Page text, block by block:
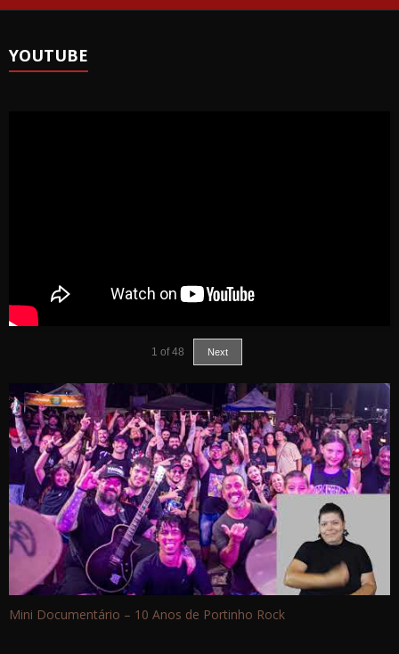
YOUTUBE
1 of 48 Next
Mini Documentário – 10 Anos de Portinho Rock